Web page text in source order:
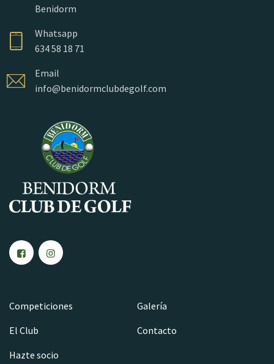
Benidorm
Whatsapp
634 58 18 71
Email
info@benidormclubdegolf.com
Competiciones
Galería
El Club
Contacto
Hazte socio